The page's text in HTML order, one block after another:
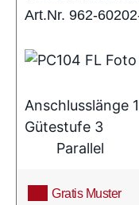
Art.Nr. 962-
Anschlusslänge
Gütestufe 3
Parallel
Gratis Muster